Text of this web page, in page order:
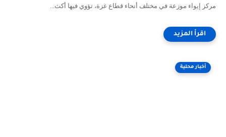
مركز إيواء موزعة في مختلف أنحاء قطاع غزة، تؤوي فيها أكث...
أخبار محلية